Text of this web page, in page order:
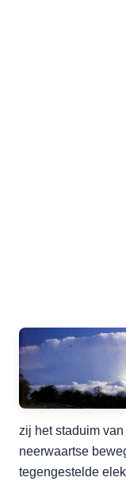
zij het staduim
neerwaartse
tegengestelde